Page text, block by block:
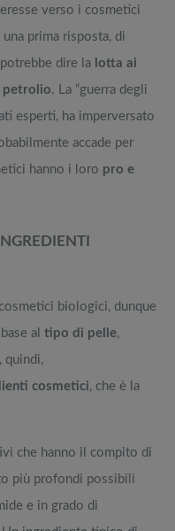
verso i cosmetici
prima risposta, di
dire la lotta ai
petrolio. La “guerra degli
esperti, ha imperversato
accade per
hanno i loro pro e
biologici, dunque
al tipo di pelle,
quindi,
cosmetici, che è la
che hanno il compito di
più profondi possibili
e in grado di